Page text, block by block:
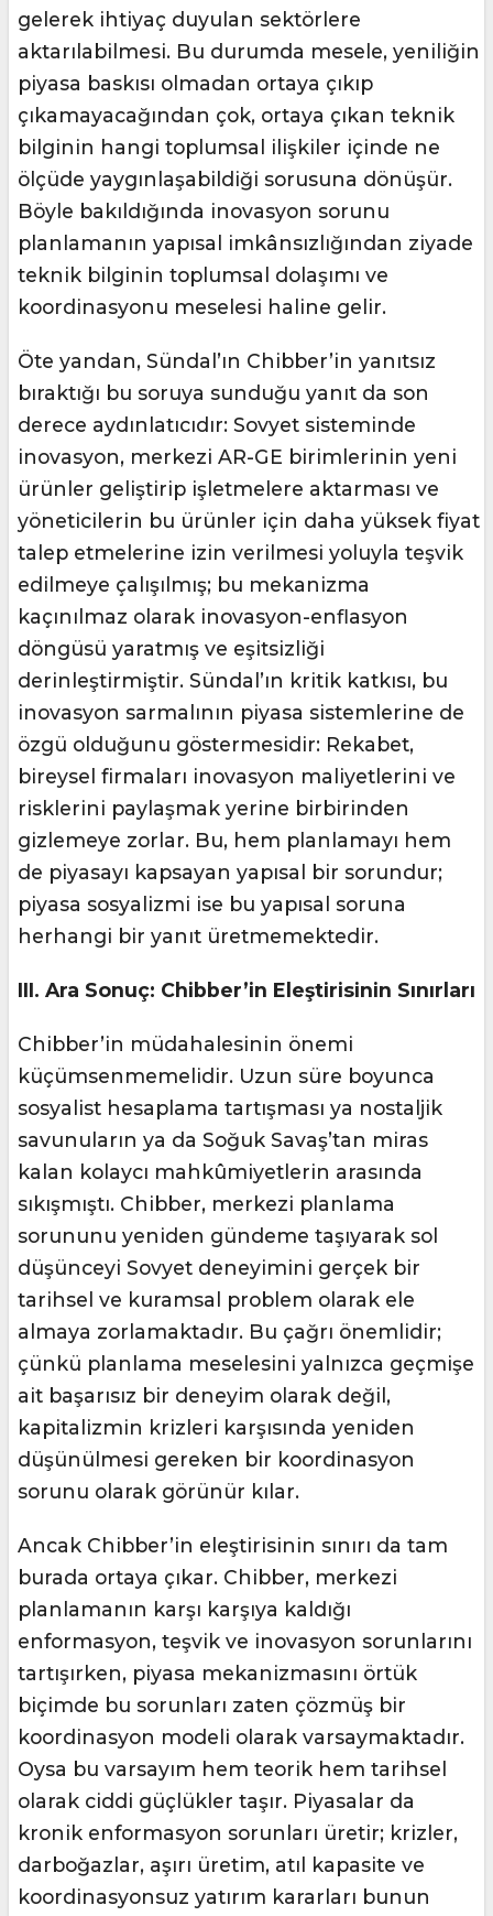
gelerek ihtiyaç duyulan sektörlere
aktarılabilmesi. Bu durumda mesele, yeniliğin
piyasa baskısı olmadan ortaya çıkıp
çıkamayacağından çok, ortaya çıkan teknik
bilginin hangi toplumsal ilişkiler içinde ne
ölçüde yaygınlaşabildiği sorusuna dönüşür.
Böyle bakıldığında inovasyon sorunu
planlamanın yapısal imkânsızlığından ziyade
teknik bilginin toplumsal dolaşımı ve
koordinasyonu meselesi haline gelir.
Öte yandan, Sündal’ın Chibber’in yanıtsız
bıraktığı bu soruya sunduğu yanıt da son
derece aydınlatıcıdır: Sovyet sisteminde
inovasyon, merkezi AR-GE birimlerinin yeni
ürünler geliştirip işletmelere aktarması ve
yöneticilerin bu ürünler için daha yüksek fiyat
talep etmelerine izin verilmesi yoluyla teşvik
edilmeye çalışılmış; bu mekanizma
kaçınılmaz olarak inovasyon-enflasyon
döngüsü yaratmış ve eşitsizliği
derinleştirmiştir. Sündal’ın kritik katkısı, bu
inovasyon sarmalının piyasa sistemlerine de
özgü olduğunu göstermesidir: Rekabet,
bireysel firmaları inovasyon maliyetlerini ve
risklerini paylaşmak yerine birbirinden
gizlemeye zorlar. Bu, hem planlamayı hem
de piyasayı kapsayan yapısal bir sorundur;
piyasa sosyalizmi ise bu yapısal soruna
herhangi bir yanıt üretmemektedir.
III. Ara Sonuç: Chibber’in Eleştirisinin Sınırları
Chibber’in müdahalesinin önemi
küçümsenmemelidir. Uzun süre boyunca
sosyalist hesaplama tartışması ya nostaljik
savunuların ya da Soğuk Savaş’tan miras
kalan kolaycı mahkûmiyetlerin arasında
sıkışmıştı. Chibber, merkezi planlama
sorununu yeniden gündeme taşıyarak sol
düşünceyi Sovyet deneyimini gerçek bir
tarihsel ve kuramsal problem olarak ele
almaya zorlamaktadır. Bu çağrı önemlidir;
çünkü planlama meselesini yalnızca geçmişe
ait başarısız bir deneyim olarak değil,
kapitalizmin krizleri karşısında yeniden
düşünülmesi gereken bir koordinasyon
sorunu olarak görünür kılar.
Ancak Chibber’in eleştirisinin sınırı da tam
burada ortaya çıkar. Chibber, merkezi
planlamanın karşı karşıya kaldığı
enformasyon, teşvik ve inovasyon sorunlarını
tartışırken, piyasa mekanizmasını örtük
biçimde bu sorunları zaten çözmüş bir
koordinasyon modeli olarak varsaymaktadır.
Oysa bu varsayım hem teorik hem tarihsel
olarak ciddi güçlükler taşır. Piyasalar da
kronik enformasyon sorunları üretir; krizler,
darboğazlar, aşırı üretim, atıl kapasite ve
koordinasyonsuz yatırım kararları bunun